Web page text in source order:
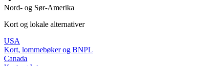
Nord- og Sør-Amerika
Kort og lokale alternativer
USA
Kort, lommebøker og BNPL
Canada